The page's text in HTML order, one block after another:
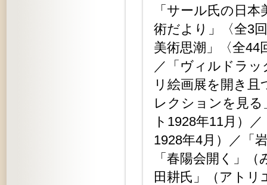
「サール氏の日
術だより」〈全3
美術思潮」〈全44
／「ヴィルドラッ
リ絵画展を開き
レクションを見る
ト1928年11月）
1928年4月）／「
「春陽会開く」
田耕氏」（アトリ